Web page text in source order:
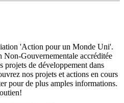
'Action pour un Monde Uni'.
Non-Gouvernementale accréditée
projets de développement dans
nos projets et actions en cours
pour de plus amples informations.